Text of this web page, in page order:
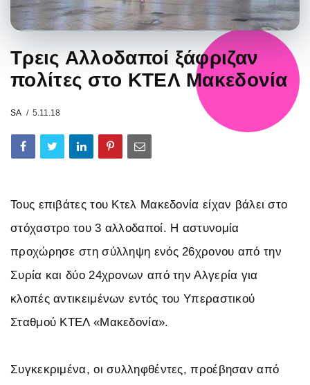
Τρεις Αλλοδαποί ξάφριζαν
πολίτες στο ΚΤΕΛ Μακεδονία
SA 5.11.18
Τους επιβάτες του Κτελ Μακεδονία είχαν βάλει στο
στόχαστρο του 3 αλλοδαποί. Η αστυνομία
προχώρησε στη σύλληψη ενός 26χρονου από την
Συρία και δύο 24χρονων από την Αλγερία για
κλοπές αντικειμένων εντός του Υπεραστικού
Σταθμού ΚΤΕΛ «Μακεδονία».
Συγκεκριμένα, οι συλληφθέντες, προέβησαν από